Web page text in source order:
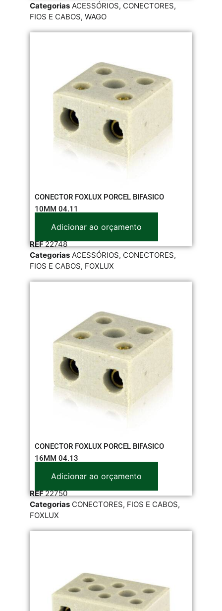
Categorias ACESSÓRIOS, CONECTORES,
FIOS E CABOS, WAGO
CONECTOR FOXLUX PORCEL BIFASICO
10MM 04.11
Adicionar ao orçamento
REF22748
Categorias ACESSÓRIOS, CONECTORES,
FIOS E CABOS, FOXLUX
CONECTOR FOXLUX PORCEL BIFASICO
16MM 04.13
Adicionar ao orçamento
REF22750
Categorias CONECTORES, FIOS E CABOS,
FOXLUX